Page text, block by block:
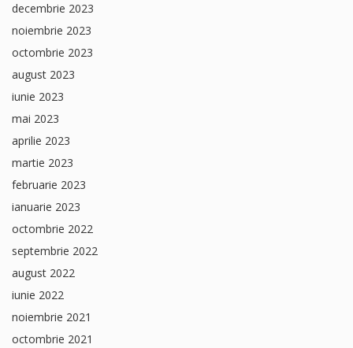
decembrie 2023
noiembrie 2023
octombrie 2023
august 2023
iunie 2023
mai 2023
aprilie 2023
martie 2023
februarie 2023
ianuarie 2023
octombrie 2022
septembrie 2022
august 2022
iunie 2022
noiembrie 2021
octombrie 2021